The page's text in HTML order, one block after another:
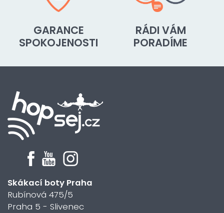
GARANCE
SPOKOJENOSTI
RÁDI VÁM
PORADÍME
Skákací boty Praha
Rubínová 475/5
Praha 5 - Slivenec